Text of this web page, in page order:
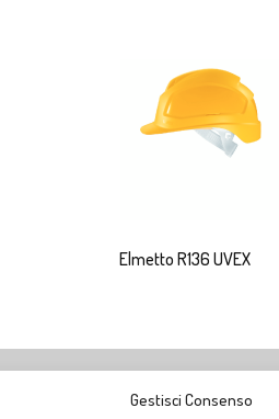
Gestisci Consenso
Elmetto R136 UVEX
ORARI DI APERTURA